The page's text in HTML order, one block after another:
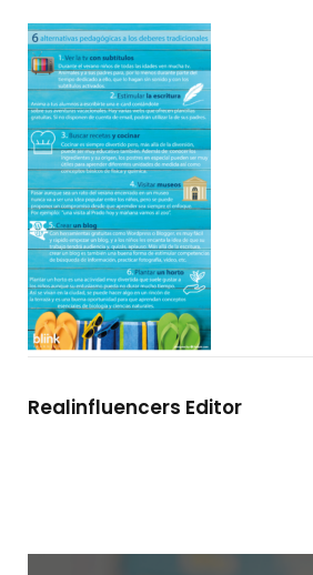
Realinfluencers Editor